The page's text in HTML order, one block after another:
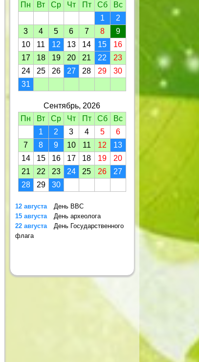
Пн
Вт Ср Чт Пт Сб
Вс
1
2
3
4 5 6 7 8
9
10
11 12 13 14 15
16
17
18 19 20 21 22
23
24
25 26 27 28 29
30
31
Сентябрь, 2026
Пн
Вт Ср Чт Пт Сб
Вс
1
2 3 4 5
6
7
8 9 10 11 12
13
14
15 16 17 18 19
20
21
22 23 24 25 26
27
28
29 30
12 августа
День ВВС
15 августа
День археолога
22 августа
День Государственного
флага